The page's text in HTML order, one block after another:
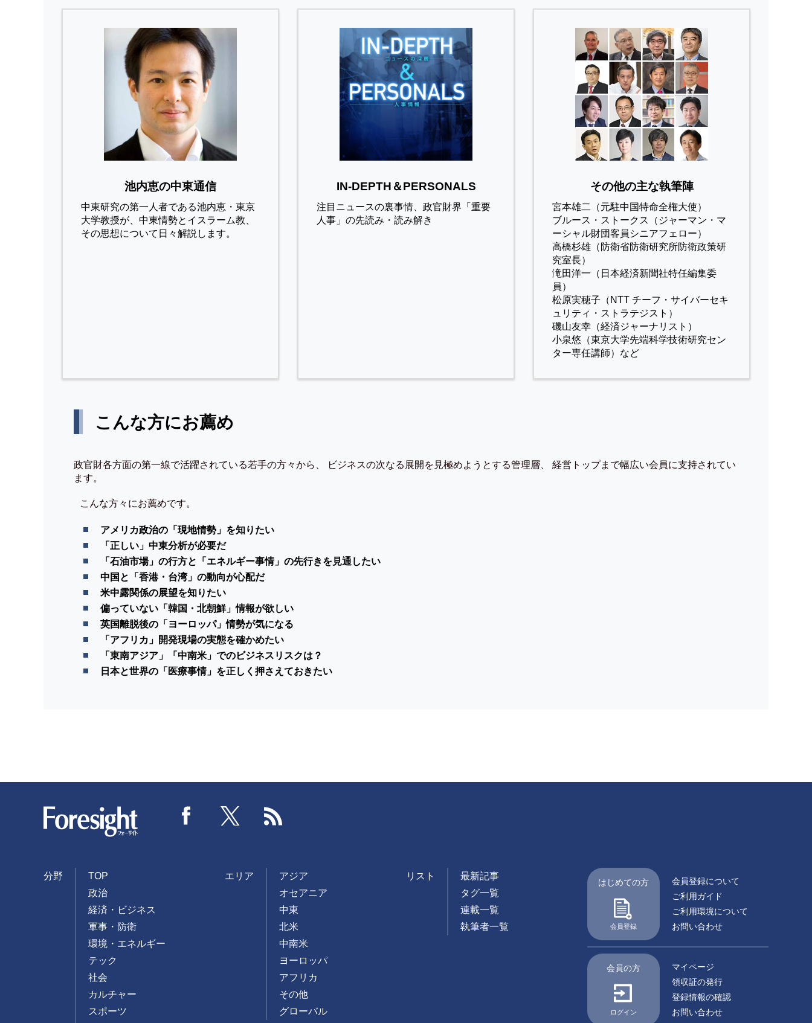
池内恵の中東通信
中東研究の第⼀⼈者である池内恵・東京
⼤学教授が、中東情勢とイスラーム教、
その思想について⽇々解説します。
IN-DEPTH＆PERSONALS
注目ニュースの裏事情、政官財界「重要
人事」の先読み・読み解き
その他の主な執筆陣
宮本雄二（元駐中国特命全権大使）
ブルース・ストークス（ジャーマン・マ
ーシャル財団客員シニアフェロー）
高橋杉雄（防衛省防衛研究所防衛政策研
究室長）
滝田洋一（日本経済新聞社特任編集委
員）
松原実穂子（NTT チーフ・サイバーセキ
ュリティ・ストラテジスト）
磯山友幸（経済ジャーナリスト）
小泉悠（東京大学先端科学技術研究セン
ター専任講師）など
こんな方にお薦め
政官財各方面の第一線で活躍されている若手の方々から、 ビジネスの次なる展開を見極めようとする管理層、 経営トップまで幅広い会員に支持されてい
ます。
こんな方々にお薦めです。
アメリカ政治の「現地情勢」を知りたい
「正しい」中東分析が必要だ
「石油市場」の行方と「エネルギー事情」の先行きを見通したい
中国と「香港・台湾」の動向が心配だ
米中露関係の展望を知りたい
偏っていない「韓国・北朝鮮」情報が欲しい
英国離脱後の「ヨーロッパ」情勢が気になる
「アフリカ」開発現場の実態を確かめたい
「東南アジア」「中南米」でのビジネスリスクは？
日本と世界の「医療事情」を正しく押さえておきたい
Facebook Twitter
分野
TOP
政治
経済・ビジネス
軍事・防衛
環境・エネルギー
テック
社会
カルチャー
スポーツ
エリア
アジア
オセアニア
中東
北米
中南米
ヨーロッパ
アフリカ
その他
グローバル
リスト
最新記事
タグ一覧
連載一覧
執筆者一覧
はじめての方
会員登録
会員登録について
ご利用ガイド
ご利用環境について
お問い合わせ
会員の方
ログイン
マイページ
領収証の発行
登録情報の確認
お問い合わせ